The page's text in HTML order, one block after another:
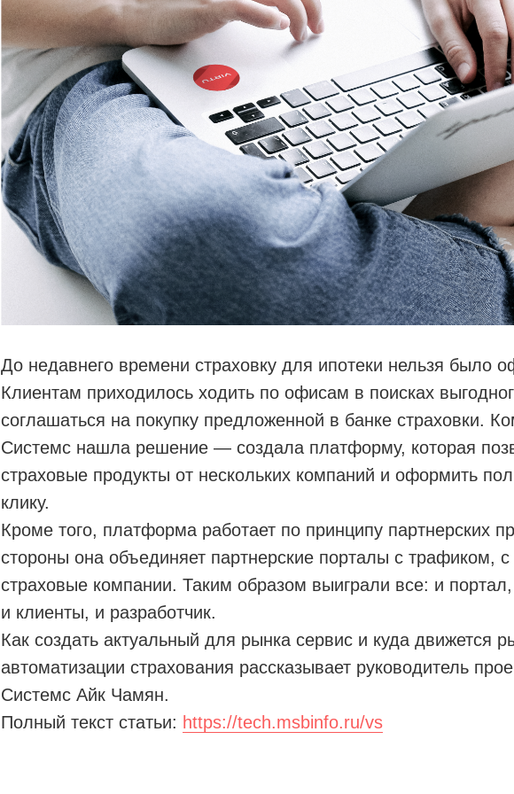
До недавнего времени страховку для ипотеки нельзя было
Клиентам приходилось ходить по офисам в поисках
соглашаться на покупку предложенной в банке страховки.
Cистемс нашла решение — создала платформу, которая
страховые продукты от нескольких компаний и оформить
клику.
Кроме того, платформа работает по принципу партнерских
стороны она объединяет партнерские порталы с трафиком,
страховые компании. Таким образом выиграли все: и
и клиенты, и разработчик.
Как создать актуальный для рынка сервис и куда движется
автоматизации страхования рассказывает руководитель
Системс Айк Чамян.
Полный текст статьи: https://tech.msbinfo.ru/vs